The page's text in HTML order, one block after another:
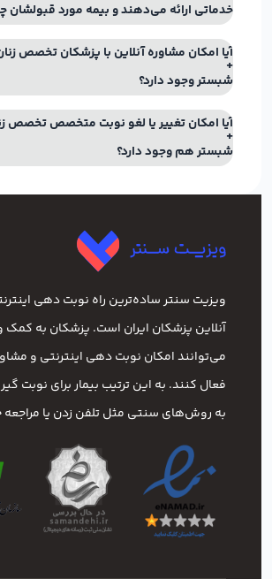
خدماتی ارائه می‌دهند و بیمه مورد
آیا امکان مشاوره آنلاین با پزشکان تخصص
شبستر وجود دارد؟
آیا امکان تغییر یا لغو نوبت متخصص تخصص
شبستر هم وجود دارد؟
ویزیت سنتر ساده‌ترین راه نوبت‌ دهی
آنلاین پزشکان ایران است. پزشکان به کمک
می‌توانند امکان نوبت دهی اینترنتی و
فعال کنند. به این ترتیب بیمار برای نوبت
به روش‌های سنتی مثل تلفن زدن یا مراجعه